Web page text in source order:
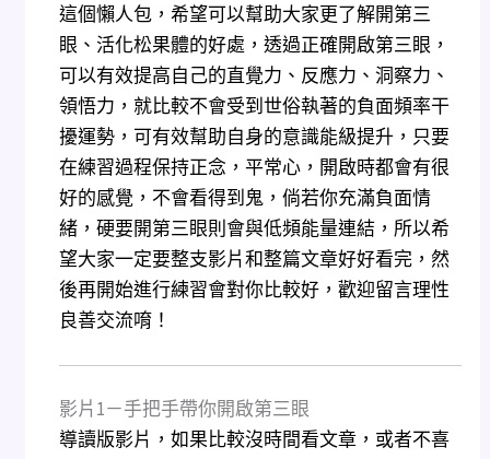
這個懶人包，希望可以幫助大家更了解開第三
眼、活化松果體的好處，透過正確開啟第三眼，
可以有效提高自己的直覺力、反應力、洞察力、
領悟力，就比較不會受到世俗執著的負面頻率干
擾運勢，可有效幫助自身的意識能級提升，只要
在練習過程保持正念，平常心，開啟時都會有很
好的感覺，不會看得到鬼，倘若你充滿負面情
緒，硬要開第三眼則會與低頻能量連結，所以希
望大家一定要整支影片和整篇文章好好看完，然
後再開始進行練習會對你比較好，歡迎留言理性
良善交流唷！
影片1－手把手帶你開啟第三眼
導讀版影片，如果比較沒時間看文章，或者不喜